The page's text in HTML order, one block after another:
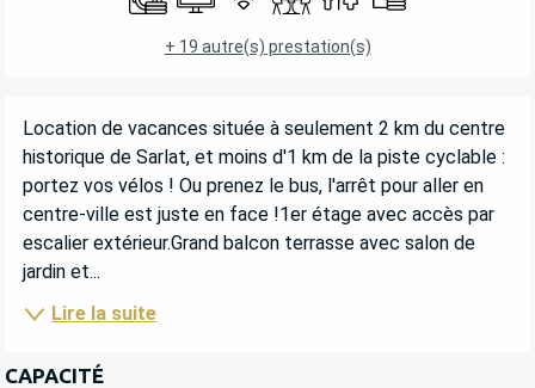
+ 19 autre(s) prestation(s)
DESCRIPTION
Location de vacances située à seulement 2 km du centre
historique de Sarlat, et moins d'1 km de la piste cyclable :
portez vos vélos ! Ou prenez le bus, l'arrêt pour aller en
centre-ville est juste en face !1er étage avec accès par
escalier extérieur.Grand balcon terrasse avec salon de
jardin et...
Lire la suite
CAPACITÉ